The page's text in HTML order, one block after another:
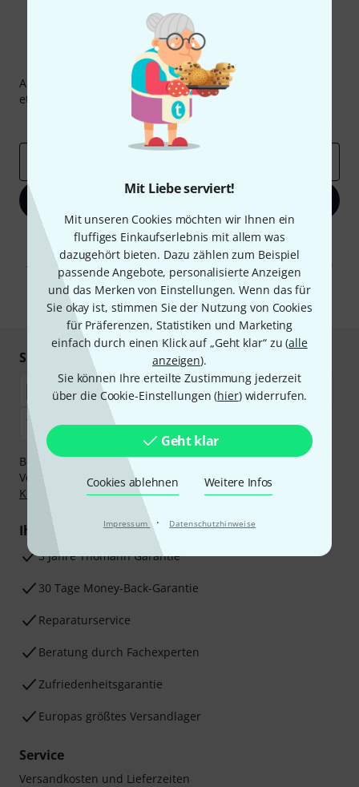
Mit Liebe serviert!
Mit unseren Cookies möchten wir Ihnen ein
fluffiges Einkaufserlebnis mit allem was
dazugehört bieten. Dazu zählen zum Beispiel
passende Angebote, personalisierte Anzeigen
und das Merken von Einstellungen. Wenn das für
Sie okay ist, stimmen Sie der Nutzung von Cookies
für Präferenzen, Statistiken und Marketing
einfach durch einen Klick auf „Geht klar“ zu (alle
anzeigen).
Sie können Ihre erteilte Zustimmung jederzeit
über die Cookie-Einstellungen (hier) widerrufen.
Geht klar
Cookies ablehnen Weitere Infos
Impressum · Datenschutzhinweise
Thomann Newsletter
Abonniere den Thomann Newsletter und gewinne mit
etwas Glück einen von50 Gutscheinen
Inspirierende Beiträge
Deals
Mit Klick auf „Jetzt anmelden“ stimmen Sie dem Erhalt von E-Mail-
Werbung und einer Messung des E-Mail-Nutzungsverhaltens zu. Die
Abmeldung ist jederzeit möglich. Weitere Informationen finden Sie in
unserenDatenschutzhinweisen.
* Pflichtfeld
Sicher einkaufen & bezahlen
Bezahlen Sie vertraulich und sicher per Nachnahme,
Vorkasse, PayPal, Amazon Pay,
Klarna Sofort bezahlen
Klarna Ratenzahlungoder Kreditkarte.
Ihre Vorteile
3 Jahre Thomann Garantie
30 Tage Money-Back-Garantie
Reparaturservice
Beratung durch Fachexperten
Zufriedenheitsgarantie
Europas größtes Versandlager
Service
Versandkosten und Lieferzeiten